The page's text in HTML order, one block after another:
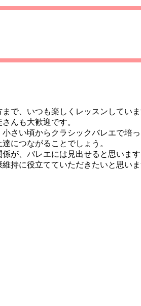
で、いつも楽しくレッスンしてい
んも大歓迎です。
さい頃からクラシックバレエで培
につながることでしょう。
が、バレエには見出せると思います
持に役立てていただきたいと思いま